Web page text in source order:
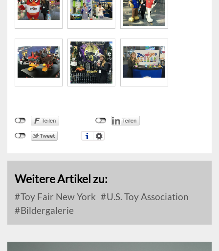
Weitere Artikel zu:
Toy Fair New York
U.S. Toy Association
Bildergalerie